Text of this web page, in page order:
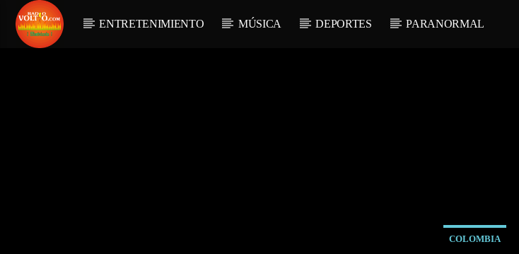
ENTRETENIMIENTO MÚSICA DEPORTES PARANORMAL
COLOMBIA